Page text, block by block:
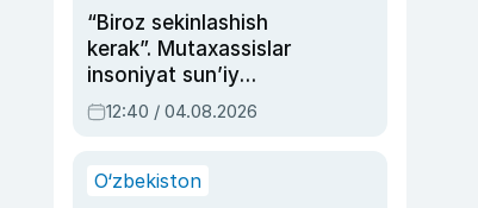
“Biroz sekinlashish
kerak”. Mutaxassislar
insoniyat sun’iy
intellektni boshqara
olmay qolishidan xavotir
12:40 / 04.08.2026
O‘zbekiston